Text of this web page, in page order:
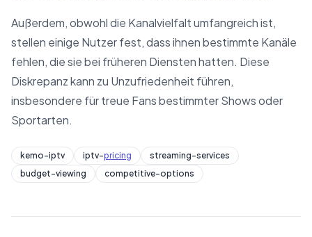
Außerdem, obwohl die Kanalvielfalt umfangreich ist,
stellen einige Nutzer fest, dass ihnen bestimmte Kanäle
fehlen, die sie bei früheren Diensten hatten. Diese
Diskrepanz kann zu Unzufriedenheit führen,
insbesondere für treue Fans bestimmter Shows oder
Sportarten.
kemo-iptv iptv-pricing
streaming-services
budget-viewing
competitive-options